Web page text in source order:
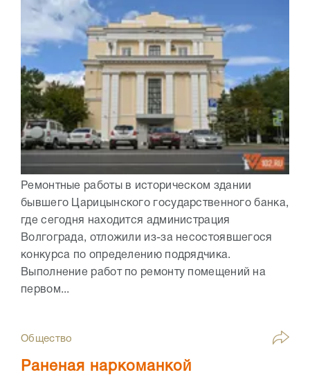
Ремонтные работы в историческом здании
бывшего Царицынского государственного банка,
где сегодня находится администрация
Волгограда, отложили из-за несостоявшегося
конкурса по определению подрядчика.
Выполнение работ по ремонту помещений на
первом...
Общество
Раненая наркоманкой